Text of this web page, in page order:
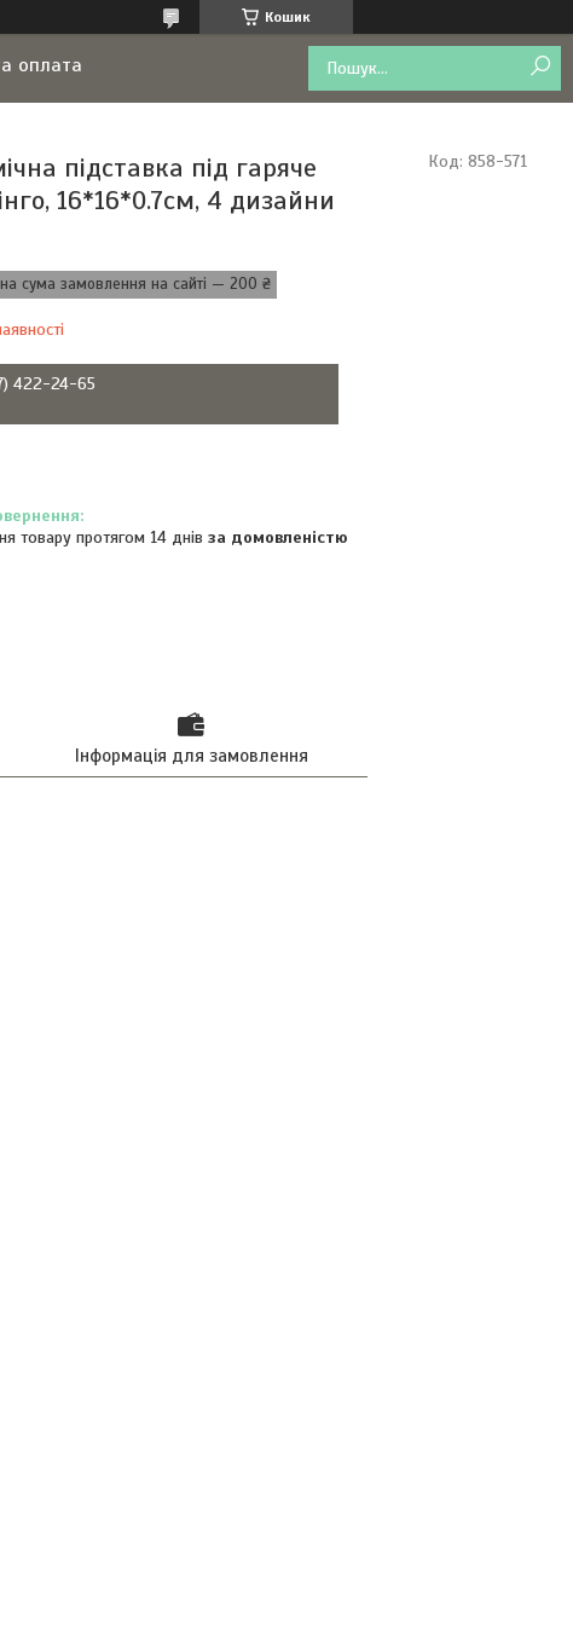
Кошик
оплата
підставка під гаряче
16*16*0.7см, 4 дизайни
сума замовлення на сайті — 200 ₴
Код: 858-571
422-24-65
товару протягом 14 днів за домовленістю
Інформація для замовлення